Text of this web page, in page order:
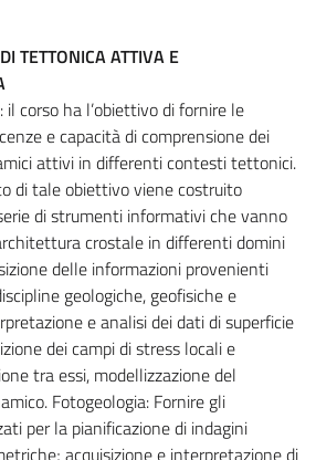
TETTONICA ATTIVA E
corso ha l’obiettivo di fornire le
e capacità di comprensione dei
attivi in differenti contesti tettonici.
di tale obiettivo viene costruito
di strumenti informativi che vanno
crostale in differenti domini
delle informazioni provenienti
geologiche, geofisiche e
e analisi dei dati di superficie
dei campi di stress locali e
tra essi, modellizzazione del
Fotogeologia: Fornire gli
per la pianificazione di indagini
acquisizione e interpretazione di